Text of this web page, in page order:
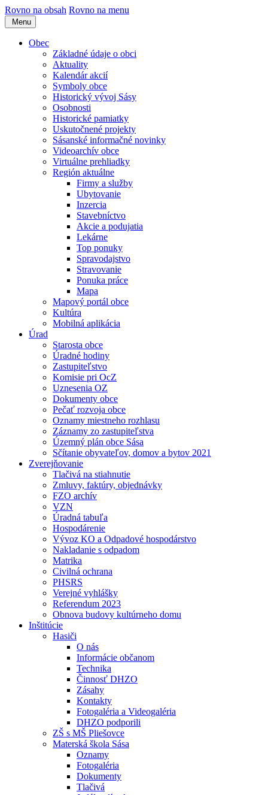
Rovno na obsah Rovno na menu
Menu
Obec
Základné údaje o obci
Aktuality
Kalendár akcií
Symboly obce
Historický vývoj Sásy
Osobnosti
Historické pamiatky
Uskutočnené projekty
Sásanské informačné novinky
Videoarchív obce
Virtuálne prehliadky
Región aktuálne
Firmy a služby
Ubytovanie
Inzercia
Stavebníctvo
Akcie a podujatia
Lekárne
Top ponuky
Spravodajstvo
Stravovanie
Ponuka práce
Mapa
Mapový portál obce
Kultúra
Mobilná aplikácia
Úrad
Starosta obce
Úradné hodiny
Zastupiteľstvo
Komisie pri OcZ
Uznesenia OZ
Dokumenty obce
Pečať rozvoja obce
Oznamy miestneho rozhlasu
Záznamy zo zastupiteľstva
Územný plán obce Sása
Sčítanie obyvateľov, domov a bytov 2021
Zverejňovanie
Tlačivá na stiahnutie
Zmluvy, faktúry, objednávky
FZO archív
VZN
Úradná tabuľa
Hospodárenie
Vývoz KO a Odpadové hospodárstvo
Nakladanie s odpadom
Matrika
Civilná ochrana
PHSRS
Verejné vyhlášky
Referendum 2023
Obnova budovy kultúrneho domu
Inštitúcie
Hasiči
O nás
Informácie občanom
Technika
Činnosť DHZO
Zásahy
Kontakty
Fotogaléria a Videogaléria
DHZO podporili
ZŠ s MŠ Pliešovce
Materská škola Sása
Oznamy
Fotogaléria
Dokumenty
Tlačivá